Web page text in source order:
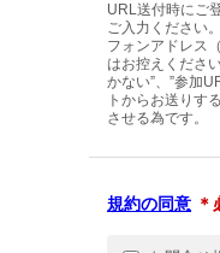
URL送付時にご
ご入力ください
フォンアドレス
はお控えくださ
かない”、”参加
トからお送りす
させる為です。
規約の同意 ＊